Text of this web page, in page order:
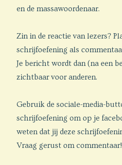
en de massawoordenaar.
Zin in de reactie van lezers?
schrijfoefening als
Je bericht wordt dan (na een
zichtbaar voor anderen.
Gebruik de sociale-media-
schrijfoefening om op je
weten dat jij deze
Vraag gerust om commentaar!